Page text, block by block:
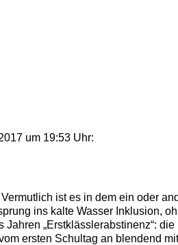
um 19:53 Uhr:
ist es in dem ein oder
ins kalte Wasser Inklusion,
Jahren „Erstklässlerabstinenz“:
ersten Schultag an blendend